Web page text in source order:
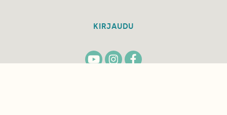
KIRJAUDU